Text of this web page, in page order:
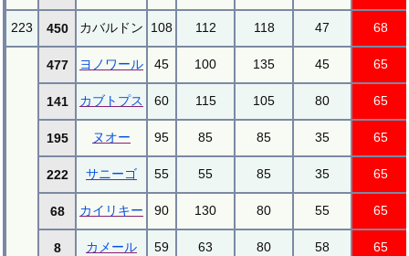
223 450 カバルドン 108 112 118 47 68
477 ヨノワール 45 100 135 45 65
141 カブトプス 60 115 105 80 65
195 ヌオー 95 85 85 35 65
222 サニーゴ 55 55 85 35 65
68 カイリキー 90 130 80 55 65
8 カメール 59 63 80 58 65